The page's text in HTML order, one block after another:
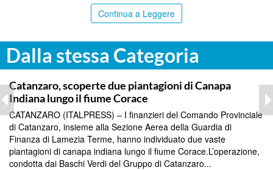
Continua a Leggere
Dalla stessa Categoria
TOP NEWS
Catanzaro, scoperte due piantagioni di Canapa
Indiana lungo il fiume Corace
CATANZARO (ITALPRESS) – I finanzieri del Comando Provinciale
di Catanzaro, insieme alla Sezione Aerea della Guardia di
Finanza di Lamezia Terme, hanno individuato due vaste
piantagioni di canapa indiana lungo il fiume Corace.L’operazione,
condotta dai Baschi Verdi del Gruppo di Catanzaro...